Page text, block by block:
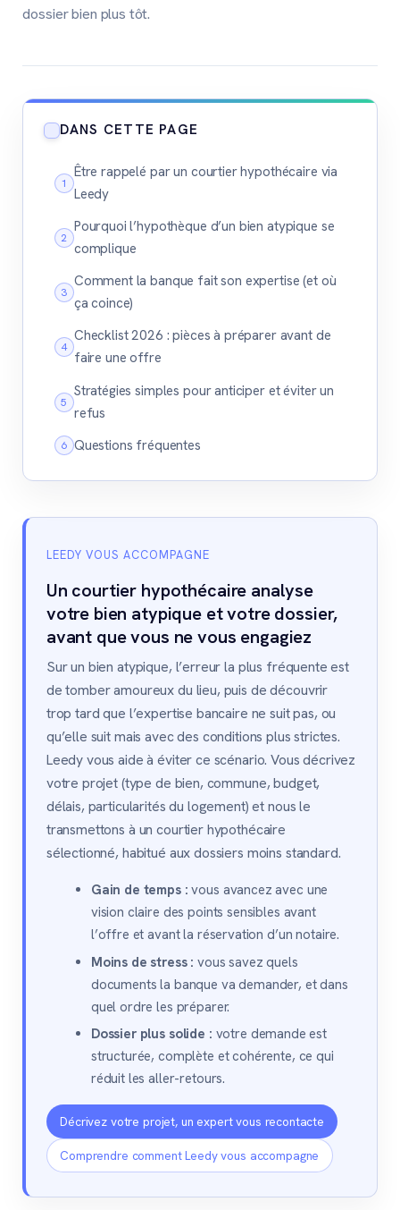
dossier bien plus tôt.
DANS CETTE PAGE
Être rappelé par un courtier hypothécaire via
Leedy
Pourquoi l’hypothèque d’un bien atypique se
complique
Comment la banque fait son expertise (et où
ça coince)
Checklist 2026 : pièces à préparer avant de
faire une offre
Stratégies simples pour anticiper et éviter un
refus
Questions fréquentes
LEEDY VOUS ACCOMPAGNE
Un courtier hypothécaire analyse
votre bien atypique et votre dossier,
avant que vous ne vous engagiez
Sur un bien atypique, l’erreur la plus fréquente est
de tomber amoureux du lieu, puis de découvrir
trop tard que l’expertise bancaire ne suit pas, ou
qu’elle suit mais avec des conditions plus strictes.
Leedy vous aide à éviter ce scénario. Vous décrivez
votre projet (type de bien, commune, budget,
délais, particularités du logement) et nous le
transmettons à un courtier hypothécaire
sélectionné, habitué aux dossiers moins standard.
Gain de temps : vous avancez avec une
vision claire des points sensibles avant
l’offre et avant la réservation d’un notaire.
Moins de stress : vous savez quels
documents la banque va demander, et dans
quel ordre les préparer.
Dossier plus solide : votre demande est
structurée, complète et cohérente, ce qui
réduit les aller-retours.
Décrivez votre projet, un expert vous recontacte
Comprendre comment Leedy vous accompagne